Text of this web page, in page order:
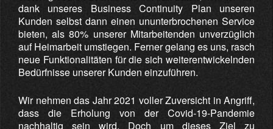
dank unseres Business Continuity Plan unseren
Kunden selbst dann einen ununterbrochenen Service
bieten, als 80% unserer Mitarbeitenden unverzüglich
auf Heimarbeit umstiegen. Ferner gelang es uns, rasch
neue Funktionalitäten für die sich weiterentwickelnden
Bedürfnisse unserer Kunden einzuführen.
Wir nehmen das Jahr 2021 voller Zuversicht in Angriff,
dass die Erholung von der Covid-19-Pandemie
nachhaltig sein wird. Doch um dieses Ziel zu